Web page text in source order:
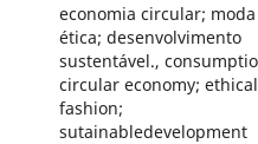
economia circular; moda
ética; desenvolvimento
sustentável.,
circular economy; ethical
fashion;
sutainabledevelopment